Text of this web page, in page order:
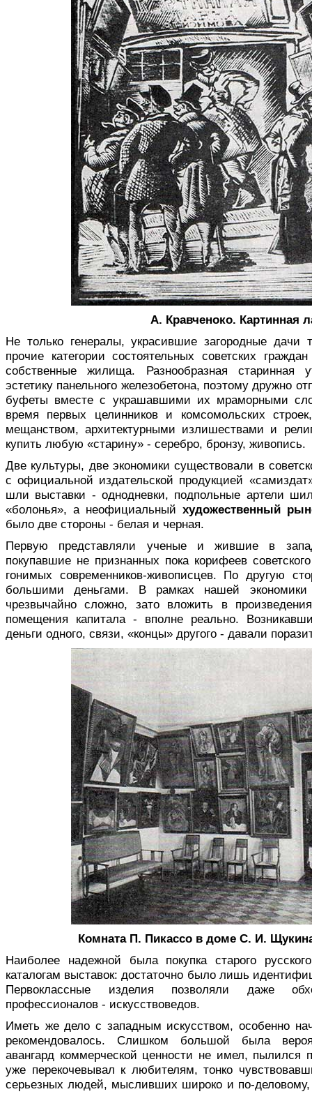
А. Кравченоко. Картинная
Не только генералы, украсившие загородные
прочие категории состоятельных советских
собственные жилища. Разнообразная старинная
эстетику панельного железобетона, поэтому дружно
буфеты вместе с украшавшими их мраморными
время первых целинников и комсомольских
мещанством, архитектурными излишествами и
купить любую «старину» - серебро, бронзу, живопись.
Две культуры, две экономики существовали в
с официальной издательской продукцией
шли выставки - однодневки, подпольные артели
«болонья», а неофициальный художественный
было две стороны - белая и черная.
Первую представляли ученые и жившие в
покупавшие не признанных пока корифеев
гонимых современников-живописцев. По другую
большими деньгами. В рамках нашей
чрезвычайно сложно, зато вложить в
помещения капитала - вполне реально.
деньги одного, связи, «концы» другого - давали
Комната П. Пикассо в доме С. И.
Наиболее надежной была покупка старого
каталогам выставок: достаточно было лишь
Первоклассные изделия позволяли даже
профессионалов - искусствоведов.
Иметь же дело с западным искусством, особенно
рекомендовалось. Слишком большой была
авангард коммерческой ценности не имел, пылился
уже перекочевывал к любителям, тонко
серьезных людей, мысливших широко и по-деловому,